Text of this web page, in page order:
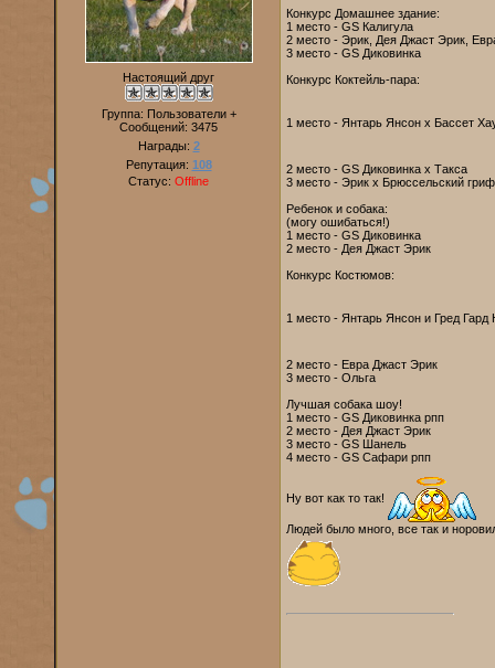
Настоящий друг
Группа: Пользователи +
Сообщений: 3475
Награды: 2
Репутация: 108
Статус: Offline
Конкурс Домашнее здание:
1 место - GS Калигула
2 место - Эрик, Дея Джаст Эрик,
3 место - GS Диковинка
Конкурс Коктейль-пара:
1 место - Янтарь Янсон х Бассет
2 место - GS Диковинка х Такса
3 место - Эрик х Брюссельский
Ребенок и собака:
(могу ошибаться!)
1 место - GS Диковинка
2 место - Дея Джаст Эрик
Конкурс Костюмов:
1 место - Янтарь Янсон и Гред
2 место - Евра Джаст Эрик
3 место - Ольга
Лучшая собака шоу!
1 место - GS Диковинка рпп
2 место - Дея Джаст Эрик
3 место - GS Шанель
4 место - GS Сафари рпп
Ну вот как то так!
Людей было много, все так и